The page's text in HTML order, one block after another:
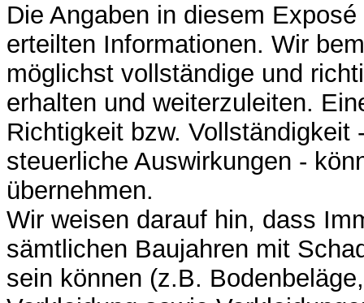
Die Angaben in diesem
erteilten Informationen. Wir
möglichst vollständige und
erhalten und weiterzuleiten.
Richtigkeit bzw. Vollständigkeit
steuerliche Auswirkungen -
übernehmen.
Wir weisen darauf hin, dass
sämtlichen Baujahren mit
sein können (z.B.